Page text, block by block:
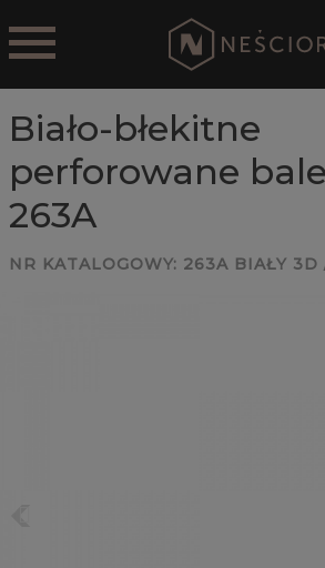
Biało-błekitne
perforowane
263A
NR KATALOGOWY: 263A BIAŁY 3D